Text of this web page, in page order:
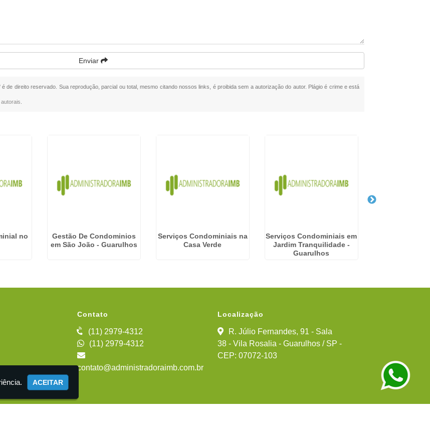
Enviar
é de direito reservado. Sua reprodução, parcial ou total, mesmo citando nossos links, é proibida sem a autorização do autor. Plágio é crime e está
no
Gestão De Condominios
em São João - Guarulhos
Serviços Condominiais na
Casa Verde
Serviços Condominiais em
Jardim Tranquilidade -
Guarulhos
Contato
(11) 2979-4312
(11) 2979-4312
contato@administradoraimb.com.br
Localização
R. Júlio Fernandes, 91 - Sala
38 - Vila Rosalia - Guarulhos / SP -
CEP: 07072-103
ACEITAR